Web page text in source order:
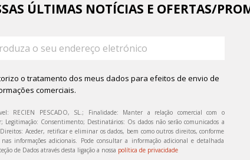
ÚLTIMAS NOTÍCIAS E OFERTAS/
o tratamento dos meus dados para efeitos de envio de
comerciais.
RECIEN PESCADO, SL.; Finalidade: Manter a relação comercial com o
Legitimação: Consentimento; Destinatários: Os dados não serão comunicados a
Aceder, retificar e eliminar os dados, bem como outros direitos, conforme
nas informações adicionais. Pode consultar a informação adicional e detalhada
de Dados através desta ligação a nossa política de privacidade